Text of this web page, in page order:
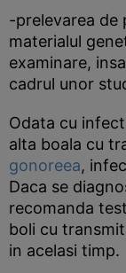
-prelevarea de
materialul
examinare,
cadrul unor
Odata cu
alta boala cu
gonoreea,
Daca se
recomanda
boli cu
in acelasi timp.